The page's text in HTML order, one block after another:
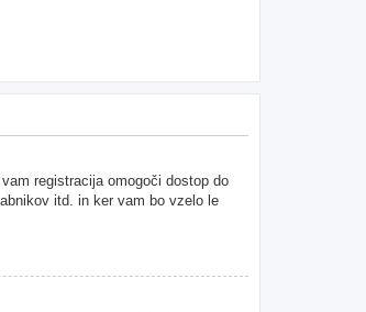
registracija omogoči dostop do
itd. in ker vam bo vzelo le